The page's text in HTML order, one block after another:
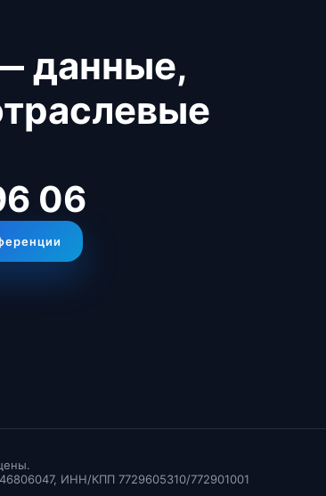
данные,
06
ИНН/КПП 7729605310/772901001